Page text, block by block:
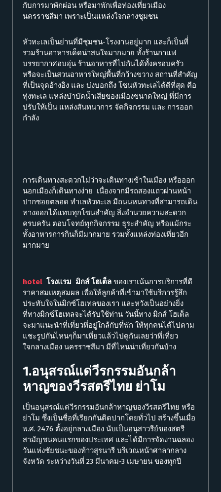
กับการมาพักผ่อน หรือมาพักเพื่อท่องเที่ยวเมือง
นครราชสีมา เพราะเป็นแหล่งใจกลางชุมชน
หัวทะเลเป็นย่านที่มีชุมชน-โรงงานอยู่มาก และก็เป็นที่่
รวมร้านอาหารเด็ดน่าสนใจมากมาย ทั้งร้านกาแฟ
บรรยากาศอบอุ่น ร้านอาหารที่ไปกันได้ทั้งครอบครัว
หรือจะเป็นสวนอาหารใหญ่พื้นที่กว้างขวาง สถานที่สำคัญ
ที่เป็นจุดอ้างอิง และ บ่งบอกถึง โซนหัวทะเลได้ดีที่สุด คือ
ทุ่งทะเล แหล่งบำบัดน้ำเสียของเมืองขนาดใหญ่ ที่มีการ
ปรับให้เป็น แหล่งสันทนาการ จัดกิจกรรม และ การออก
กำลัง
การเดินทางสะดวกไม่ว่าจะเดินทางเข้าในเมือง หรือออก
นอกเมืองก็เดินทางง่าย เนื่องจากมีรถสองแถวผ่านหน้า
ปากซอยตลอด ทำเลหัวทะเล มีถนนหนทางที่สามารถเดิน
ทางออกได้แทบทุกโซนสำคัญ สิ่งอำนวยความสะดวก
ครบครัน ตอบโจทย์ทุกกิจกรรม ธุระสำคัญ หรือแม้กระ
ทั้งอาหารการกินก็มีมากมาย รวมทั้งแหล่งท่องเที่ยวอีก
มากมาย
hotel โรงแรม มิกส์ โฮเต็ล ของเราเน้นการบริการที่ดี
ราคาสมเหตุสมผล เพื่อให้ลูกค้าที่เข้ามาใช้บริการรู้สึก
ประทับใจในมิกซ์โฮเทลของเรา และหวังเป็นอย่างยิ่ง
ที่ทางมิกซ์โฮเทลจะได้รับใช้ท่าน วันนี้ทาง มิกส์ โฮเต็ล
จะมาแนะนำที่เที่ยวที่อยู่ใกล้กับที่พัก ให้ทุกคนได้ไปตาม
แชะรูปกันไหนๆก็มาเที่ยวแล้วไปดูกันเลยว่าที่เที่ยว
ใจกลางเมือง นครราชสีมา มีที่ไหนน่าเที่ยวกันบ้าง
1.อนุสรณ์แด่วีรกรรมอันกล้า
หาญของวีรสตรีไทย ย่าโม
เป็นอนุสรณ์แด่วีรกรรมอันกล้าหาญของวีรสตรีไทย หรือ
ย่าโม ซึ่งเป็นชื่อที่เรียกกันติดปากโดยทั่วไป สร้างขึ้นเมื่อ
พ.ศ. 2476 ตั้งอยู่กลางเมือง นับเป็นอนุสาวรีย์ของสตรี
สามัญชนคนแรกของประเทศ และได้มีการจัดงานฉลอง
วันแห่งชัยชนะของท้าวสุรนารี บริเวณหน้าศาลากลาง
จังหวัด ระหว่างวันที่ 23 มีนาคม-3 เมษายน ของทุกปี